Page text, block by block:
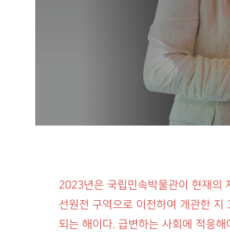
2023년은 국립민속박물관이 현재의
선원전 구역으로 이전하여 개관한 지
되는 해이다. 급변하는 사회에 적응해